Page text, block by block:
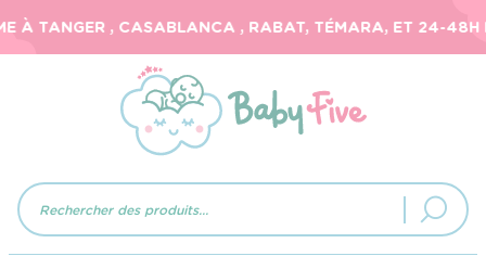
TANGER , CASABLANCA , RABAT, TÉMARA, ET 24-48H
Recherche
de
produits